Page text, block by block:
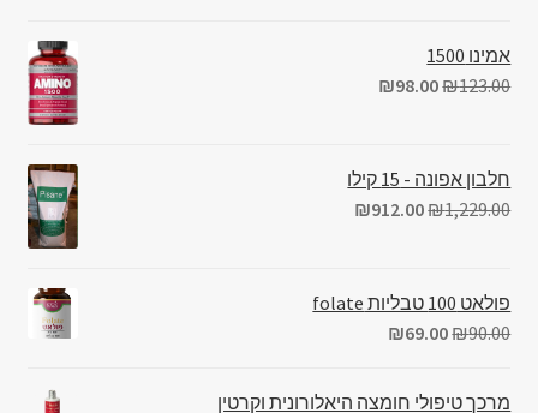
אמינו 1500
₪123.00
₪98.00
חלבון אפונה - 15 קילו
₪1,229.00
₪912.00
פולאט 100 טבליות folate
₪90.00
₪69.00
מרכך טיפולי חומצה היאלורונית וקרטין